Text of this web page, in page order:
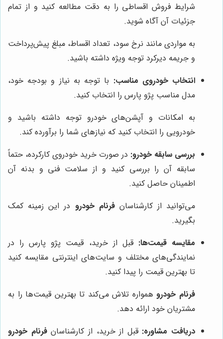
شرایط فروش اقساطی را به دقت مطالعه کنید و از تمام
جزئیات آن آگاه شوید.
به مواردی مانند نرخ سود، تعداد اقساط، مبلغ پیش‌پرداخت
و جریمه دیرکرد توجه ویژه داشته باشید.
انتخاب خودروی مناسب: با توجه به نیاز و بودجه خود،
مدل مناسب پژو پارس را انتخاب کنید.
به امکانات و آپشن‌های خودرو توجه داشته باشید و
خودرویی را انتخاب کنید که نیازهای شما را برآورده کند.
بررسی سابقه خودرو: در صورت خرید خودروی کارکرده، حتماً
سابقه آن را بررسی کنید و از سلامت فنی و بدنه آن
اطمینان حاصل کنید.
می‌توانید از کارشناسانفرنام خودرو در این زمینه کمک
بگیرید.
مقایسه قیمت‌ها: قبل از خرید، قیمت پژو پارس را در
نمایندگی‌های مختلف و سایت‌های اینترنتی مقایسه کنید
تا بهترین قیمت را پیدا کنید.
فرنام خودروهمواره تلاش می‌کند تا بهترین قیمت‌ها را به
مشتریان خود ارائه دهد.
دریافت مشاوره: قبل از خرید، از کارشناسانفرنام خودرو